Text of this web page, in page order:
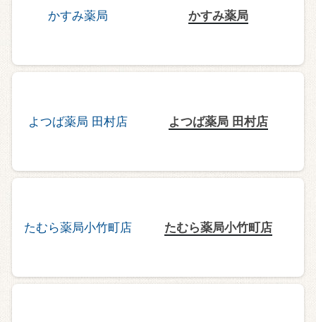
かすみ薬局
よつば薬局 田村店
たむら薬局小竹町店